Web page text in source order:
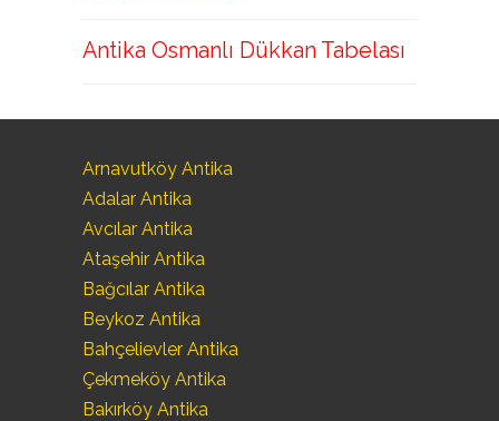
Antika Osmanlı Dükkan Tabelası
Arnavutköy Antika
Adalar Antika
Avcılar Antika
Ataşehir Antika
Bağcılar Antika
Beykoz Antika
Bahçelievler Antika
Çekmeköy Antika
Bakırköy Antika